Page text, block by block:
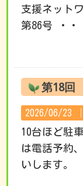
支援ネット
第86号 ・・
第18回
2026/06/23
10台ほど駐
は電話予約
いします。